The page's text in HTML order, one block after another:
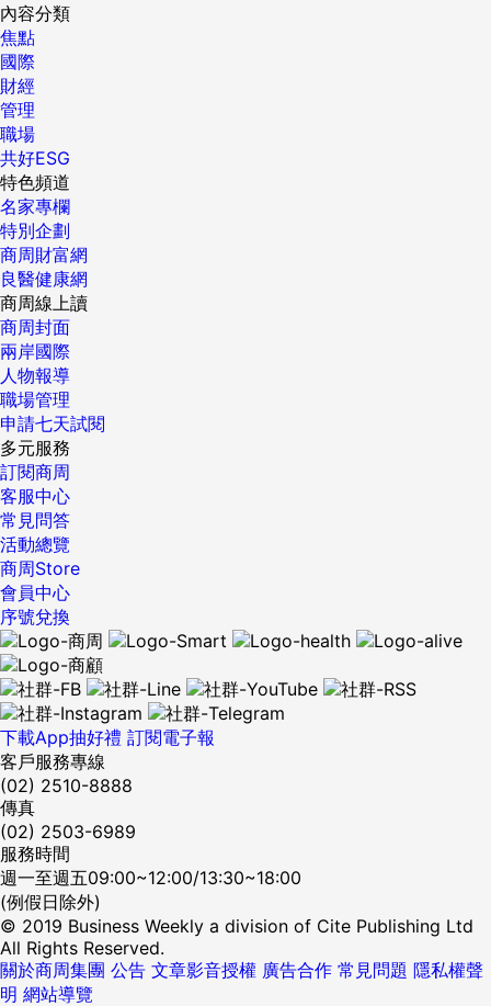
內容分類
焦點
國際
財經
管理
職場
共好ESG
特色頻道
名家專欄
特別企劃
商周財富網
良醫健康網
商周線上讀
商周封面
兩岸國際
人物報導
職場管理
申請七天試閱
多元服務
訂閱商周
客服中心
常見問答
活動總覽
商周Store
會員中心
序號兌換
下載App抽好禮 訂閱電子報
客戶服務專線
(02) 2510-8888
傳真
(02) 2503-6989
服務時間
週一至週五09:00~12:00/13:30~18:00
(例假日除外)
© 2019 Business Weekly a division of Cite Publishing Ltd
All Rights Reserved.
關於商周集團 公告 文章影音授權 廣告合作 常見問題 隱私權聲
明 網站導覽